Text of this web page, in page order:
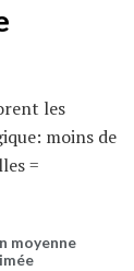
les
moins de
=
moyenne